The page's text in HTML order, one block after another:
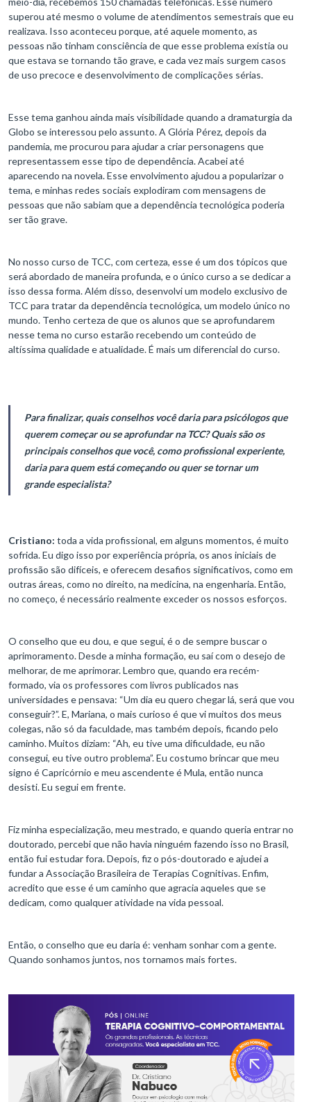
superou até mesmo o volume de atendimentos semestrais que eu
realizava. Isso aconteceu porque, até aquele momento, as
pessoas não tinham consciência de que esse problema existia ou
que estava se tornando tão grave, e cada vez mais surgem casos
de uso precoce e desenvolvimento de complicações sérias.
Esse tema ganhou ainda mais visibilidade quando a dramaturgia da
Globo se interessou pelo assunto. A Glória Pérez, depois da
pandemia, me procurou para ajudar a criar personagens que
representassem esse tipo de dependência. Acabei até
aparecendo na novela. Esse envolvimento ajudou a popularizar o
tema, e minhas redes sociais explodiram com mensagens de
pessoas que não sabiam que a dependência tecnológica poderia
ser tão grave.
No nosso curso de TCC, com certeza, esse é um dos tópicos que
será abordado de maneira profunda, e o único curso a se dedicar a
isso dessa forma. Além disso, desenvolvi um modelo exclusivo de
TCC para tratar da dependência tecnológica, um modelo único no
mundo. Tenho certeza de que os alunos que se aprofundarem
nesse tema no curso estarão recebendo um conteúdo de
altíssima qualidade e atualidade. É mais um diferencial do curso.
Para finalizar, quais conselhos você daria para psicólogos que
querem começar ou se aprofundar na TCC? Quais são os
principais conselhos que você, como profissional experiente,
daria para quem está começando ou quer se tornar um
grande especialista?
Cristiano: toda a vida profissional, em alguns momentos, é muito
sofrida. Eu digo isso por experiência própria, os anos iniciais de
profissão são difíceis, e oferecem desafios significativos, como em
outras áreas, como no direito, na medicina, na engenharia. Então,
no começo, é necessário realmente exceder os nossos esforços.
O conselho que eu dou, e que segui, é o de sempre buscar o
aprimoramento. Desde a minha formação, eu saí com o desejo de
melhorar, de me aprimorar. Lembro que, quando era recém-
formado, via os professores com livros publicados nas
universidades e pensava: “Um dia eu quero chegar lá, será que vou
conseguir?”. E, Mariana, o mais curioso é que vi muitos dos meus
colegas, não só da faculdade, mas também depois, ficando pelo
caminho. Muitos diziam: “Ah, eu tive uma dificuldade, eu não
consegui, eu tive outro problema”. Eu costumo brincar que meu
signo é Capricórnio e meu ascendente é Mula, então nunca
desisti. Eu segui em frente.
Fiz minha especialização, meu mestrado, e quando queria entrar no
doutorado, percebi que não havia ninguém fazendo isso no Brasil,
então fui estudar fora. Depois, fiz o pós-doutorado e ajudei a
fundar a Associação Brasileira de Terapias Cognitivas. Enfim,
acredito que esse é um caminho que agracia aqueles que se
dedicam, como qualquer atividade na vida pessoal.
Então, o conselho que eu daria é: venham sonhar com a gente.
Quando sonhamos juntos, nos tornamos mais fortes.